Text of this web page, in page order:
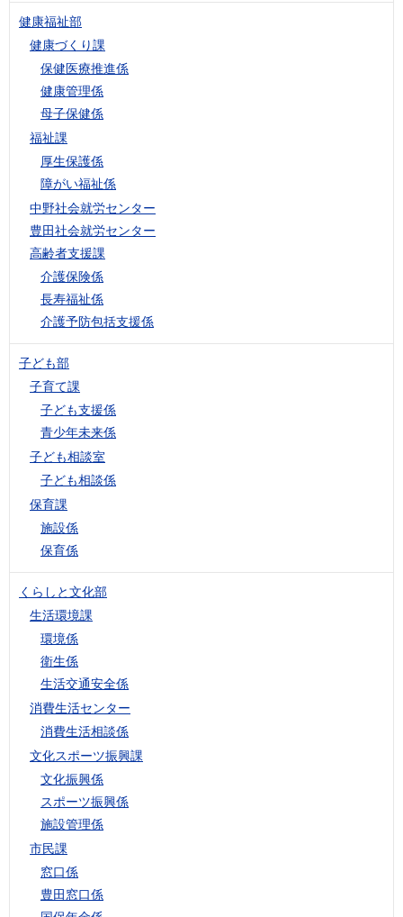
健康福祉部
健康づくり課
保健医療推進係
健康管理係
母子保健係
福祉課
厚生保護係
障がい福祉係
中野社会就労センター
豊田社会就労センター
高齢者支援課
介護保険係
長寿福祉係
介護予防包括支援係
子ども部
子育て課
子ども支援係
青少年未来係
子ども相談室
子ども相談係
保育課
施設係
保育係
くらしと文化部
生活環境課
環境係
衛生係
生活交通安全係
消費生活センター
消費生活相談係
文化スポーツ振興課
文化振興係
スポーツ振興係
施設管理係
市民課
窓口係
豊田窓口係